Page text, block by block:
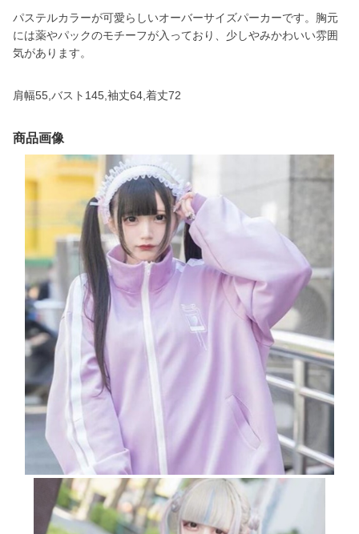
パステルカラーが可愛らしいオーバーサイズパーカーです。胸元
には薬やパックのモチーフが入っており、少しやみかわいい雰囲
気があります。
肩幅55,バスト145,袖丈64,着丈72
商品画像